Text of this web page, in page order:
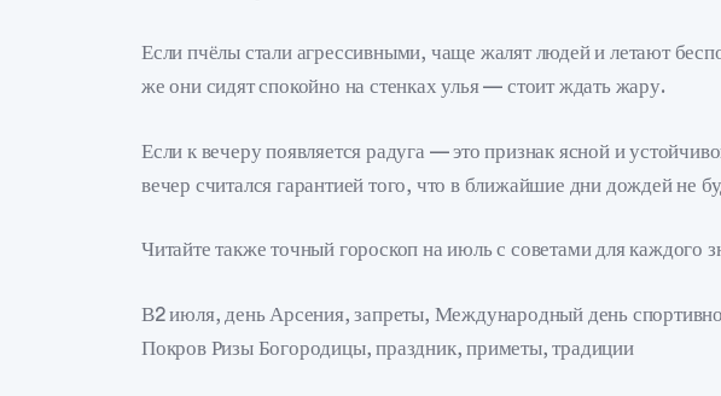
Если пчёлы стали агрессивными, чаще жалят людей и летают
же они сидят спокойно на стенках улья — стоит ждать жару.
Если к вечеру появляется радуга — это признак ясной и
вечер считался гарантией того, что в ближайшие дни дождей не
Читайте также точный гороскоп на июль с советами для каждого
В2 июля, день Арсения, запреты, Международный день
Покров Ризы Богородицы, праздник, приметы, традиции